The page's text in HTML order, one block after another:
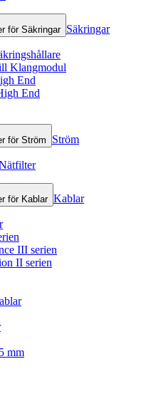
för Säkringar Säkringar
Klangmodul
End
End
för Ström Ström
för Kablar Kablar
III serien
II serien
mm